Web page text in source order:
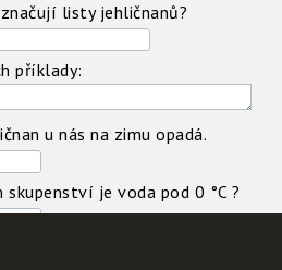
listy jehličnanů?
příklady:
u nás na zimu opadá.
skupenství je voda pod 0 °C ?